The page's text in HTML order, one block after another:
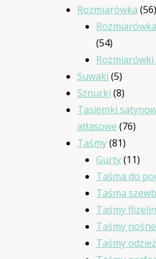
Rozmiarówka 56
5454
produkty
Suwaki 55
Sznurki 88
Tasiemki
atłasowe 7676
Taśmy 8181
Gurty 1111
Taśma do
Taśma
Taśmy
Taśmy nośne
Taśmy